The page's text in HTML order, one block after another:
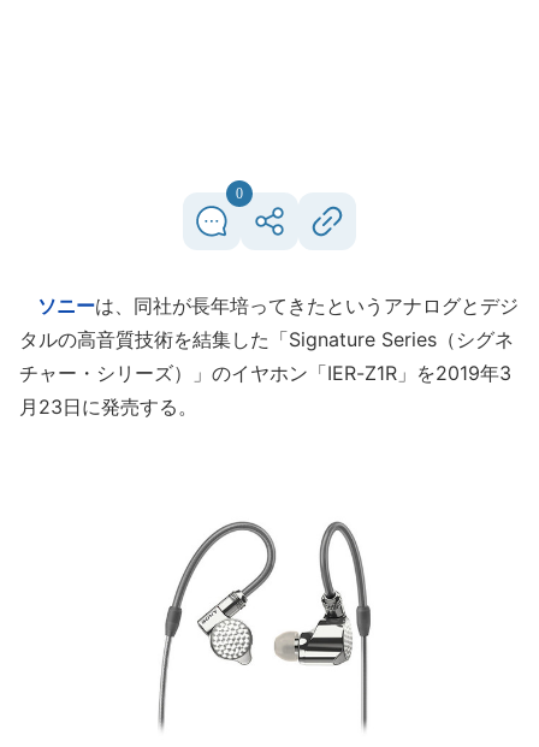
0
ソニーは、同社が長年培ってきたというアナログとデジ
タルの高音質技術を結集した「Signature Series（シグネ
チャー・シリーズ）」のイヤホン「IER-Z1R」を2019年3
月23日に発売する。